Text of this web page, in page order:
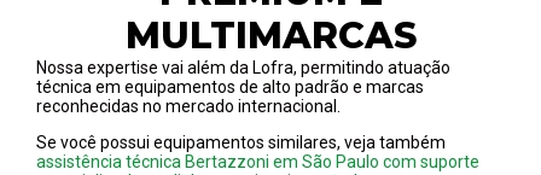
MULTIMARCAS
Nossa expertise vai além da Lofra, permitindo atuação
técnica em equipamentos de alto padrão e marcas
reconhecidas no mercado internacional.
Se você possui equipamentos similares, veja também
assistência técnica Bertazzoni em São Paulo com suporte